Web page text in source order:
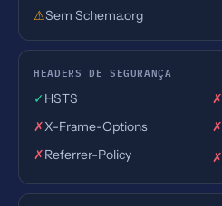
⚠Sem Schema.org
HEADERS DE SEGURANÇA
✓ HSTS ✗
✗X-Frame-Options ✗
✗Referrer-Policy ✗